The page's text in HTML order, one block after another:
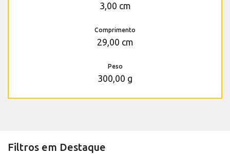
3,00 cm
Comprimento
29,00 cm
Peso
300,00 g
Filtros em Destaque